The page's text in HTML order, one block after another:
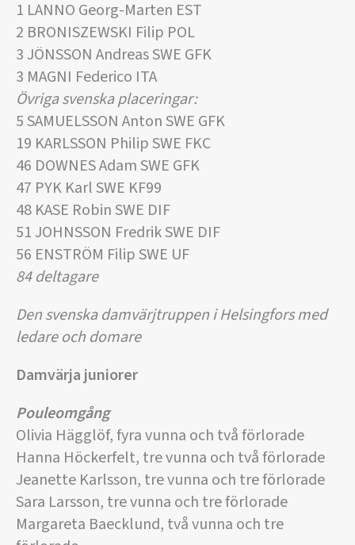
1 LANNO Georg-Marten EST
2 BRONISZEWSKI Filip POL
3 JÖNSSON Andreas SWE GFK
3 MAGNI Federico ITA
Övriga svenska placeringar:
5 SAMUELSSON Anton SWE GFK
19 KARLSSON Philip SWE FKC
46 DOWNES Adam SWE GFK
47 PYK Karl SWE KF99
48 KASE Robin SWE DIF
51 JOHNSSON Fredrik SWE DIF
56 ENSTRÖM Filip SWE UF
84 deltagare
Den svenska damvärjtruppen i Helsingfors med
ledare och domare
Damvärja juniorer
Pouleomgång
Olivia Hägglöf, fyra vunna och två förlorade
Hanna Höckerfelt, tre vunna och två förlorade
Jeanette Karlsson, tre vunna och tre förlorade
Sara Larsson, tre vunna och tre förlorade
Margareta Baecklund, två vunna och tre